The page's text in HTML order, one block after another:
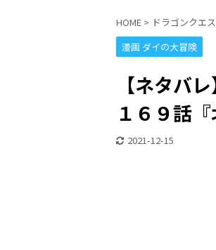
HOME > ドラゴンクエ
漫画 ダイの大冒険
【ネタバ
１６９話『
2021-12-15